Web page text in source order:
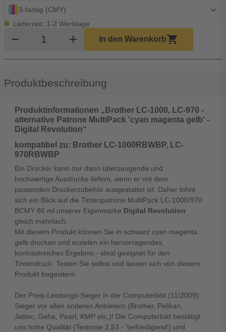
3-farbig (CMY)
Lieferzeit: 1-2 Werktage
remove Produkt Warenkorb Menge
add In den Warenkorbshopping_cart
Produktbeschreibung
Produktinformationen „Brother LC-1000, LC-970 -
alternative Patrone MultiPack 'cyan magenta gelb' -
Digital Revolution“
kompatibel zu: Brother LC-1000RBWBP, LC-
970RBWBP
Ein Drucker kann nur dann überzeugende und
hochwertige Ausdrucke liefern, wenn er mit dem
passenden Druckerzubehör ausgestattet ist. Daher lohnt
sich ein Blick auf die Tintenpatrone MultiPack LC-1000/970
BCMY 86 ml unserer Eigenmarke Digital Revolution
gleich mehrfach.
Mit diesem Produkt können Sie in schwarz cyan magenta
gelb drucken und erzielen ein hervorragendes,
kontrastreiches Ergebnis - ideal geeignet für den
Tintendruck. Testen Sie selbst und lassen sich von diesem
Produkt begeistern.
Der Preis-Leistungs-Sieger in der Computerbild (11/2009):
Sieger vor allen anderen Anbietern (Brother, Pelikan,
Jettec, Geha, Pearl, KMP etc,)! Die Computerbild bestätigt
uns hohe Qualität (Testnote 2,53 - 'befriedigend') und